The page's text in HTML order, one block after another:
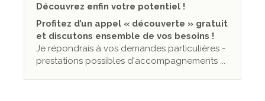
Découvrez enfin votre potentiel !
Profitez d’un appel « découverte » gratuit
et discutons ensemble de vos besoins !
Je répondrais à vos demandes particulières -
prestations possibles d'accompagnements ...